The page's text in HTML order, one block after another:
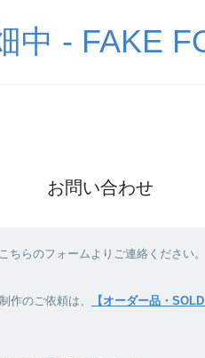
中 - FAKE
お問い合わせ
ちらのフォームよりご連絡ください。
作のご依頼は、 【オーダー品・